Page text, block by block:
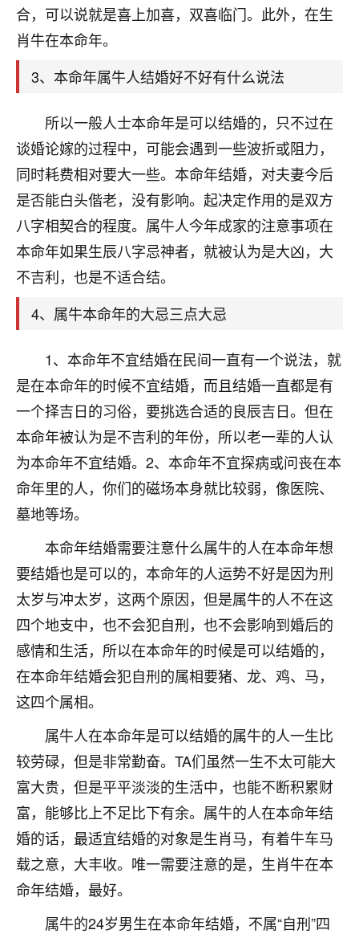
合，可以说就是喜上加喜，双喜临门。此外，在生
肖牛在本命年。
3、本命年属牛人结婚好不好有什么说法
所以一般人士本命年是可以结婚的，只不过在
谈婚论嫁的过程中，可能会遇到一些波折或阻力，
同时耗费相对要大一些。本命年结婚，对夫妻今后
是否能白头偕老，没有影响。起决定作用的是双方
八字相契合的程度。属牛人今年成家的注意事项在
本命年如果生辰八字忌神者，就被认为是大凶，大
不吉利，也是不适合结。
4、属牛本命年的大忌三点大忌
1、本命年不宜结婚在民间一直有一个说法，就
是在本命年的时候不宜结婚，而且结婚一直都是有
一个择吉日的习俗，要挑选合适的良辰吉日。但在
本命年被认为是不吉利的年份，所以老一辈的人认
为本命年不宜结婚。2、本命年不宜探病或问丧在本
命年里的人，你们的磁场本身就比较弱，像医院、
墓地等场。
本命年结婚需要注意什么属牛的人在本命年想
要结婚也是可以的，本命年的人运势不好是因为刑
太岁与冲太岁，这两个原因，但是属牛的人不在这
四个地支中，也不会犯自刑，也不会影响到婚后的
感情和生活，所以在本命年的时候是可以结婚的，
在本命年结婚会犯自刑的属相要猪、龙、鸡、马，
这四个属相。
属牛人在本命年是可以结婚的属牛的人一生比
较劳碌，但是非常勤奋。TA们虽然一生不太可能大
富大贵，但是平平淡淡的生活中，也能不断积累财
富，能够比上不足比下有余。属牛的人在本命年结
婚的话，最适宜结婚的对象是生肖马，有着牛车马
载之意，大丰收。唯一需要注意的是，生肖牛在本
命年结婚，最好。
属牛的24岁男生在本命年结婚，不属“自刑”四
鹿森：你可以找老师看看，人有时不服命不行
太阳当空赵：我也做餐饮的，生意不算大，但
址、风水、还有开业日子，哪哪都看了，虽然
大环境不好，但是我家生意还可以，前几天又
刚找老师做了补财库，希望财运更好一点！
2小时前 来自海南 18
梦醒时分
我女儿高二叛逆，大半年不上学，一说她就要死要活
的，把我们两口子愁的不行，朋友给我推荐的慧来老
师，一开始我是病急乱投医，这半年来，法事一个个
做完，我女儿跟变了个人一样，不期望她能考多好的
大学，只要能安安稳稳的把书读了，身体心理都健健
鹿森：可怜天下父母心啊！
3小时前 来自河北 16
付深
我是公司人事调整，有升迁机会，但同时竞争的我们
三个，找老师的时候是抱着侥幸心理，没想到老师看
着我晋升有望，我半信半疑的按照老师建议，做了化
后，我以为都没戏了，结果开年一上班，开会提拔升
职第一个就是我，职务无所谓，主要是底薪加了
3000，非常开心，无论如何，感恩感谢！🙏🏻
鹿森：恭喜升职加薪！！，请客吗？�
12小时前 来自北京 32
心心相印
问题，反正就是不舒服。中医西医看遍了，找不到问
题，后来无意中看到有人推荐慧来老师，跟老师聊过
之后，心情豁然开朗，也听老师建议，处理了一些因
果问题。今年以来，身体比以前好多，主要是心情好
了，老师说境随心转，现在深有体会了。
鹿森：是的，其实跟老师聊过之后，最大的感
触，首先就是心态会变好，万般皆是命，半点
不由人！
1天前 来自四川 9